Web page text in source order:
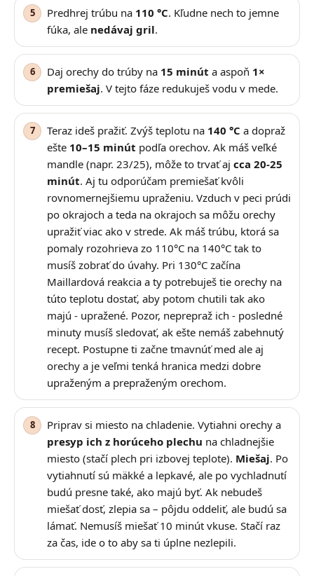
Predhrej trúbu na 110 °C. Kľudne nech to jemne
fúka, ale nedávaj gril.
Daj orechy do trúby na 15 minút a aspoň 1×
premiešaj. V tejto fáze redukuješ vodu v mede.
Teraz ideš pražiť. Zvýš teplotu na 140 °C a dopraž
ešte 10–15 minút podľa orechov. Ak máš veľké
mandle (napr. 23/25), môže to trvať aj cca 20-25
minút. Aj tu odporúčam premiešať kvôli
rovnomernejšiemu upraženiu. Vzduch v peci prúdi
po okrajoch a teda na okrajoch sa môžu orechy
upražiť viac ako v strede. Ak máš trúbu, ktorá sa
pomaly rozohrieva zo 110°C na 140°C tak to
musíš zobrať do úvahy. Pri 130°C začína
Maillardová reakcia a ty potrebuješ tie orechy na
túto teplotu dostať, aby potom chutili tak ako
majú - upražené. Pozor, neprepraž ich - posledné
minuty musíš sledovať, ak ešte nemáš zabehnutý
recept. Postupne ti začne tmavnúť med ale aj
orechy a je veľmi tenká hranica medzi dobre
upraženým a prepraženým orechom.
Priprav si miesto na chladenie. Vytiahni orechy a
presyp ich z horúceho plechu na chladnejšie
miesto (stačí plech pri izbovej teplote). Miešaj. Po
vytiahnutí sú mäkké a lepkavé, ale po vychladnutí
budú presne také, ako majú byť. Ak nebudeš
miešať dosť, zlepia sa – pôjdu oddeliť, ale budú sa
lámať. Nemusíš miešať 10 minút vkuse. Stačí raz
za čas, ide o to aby sa ti úplne nezlepili.